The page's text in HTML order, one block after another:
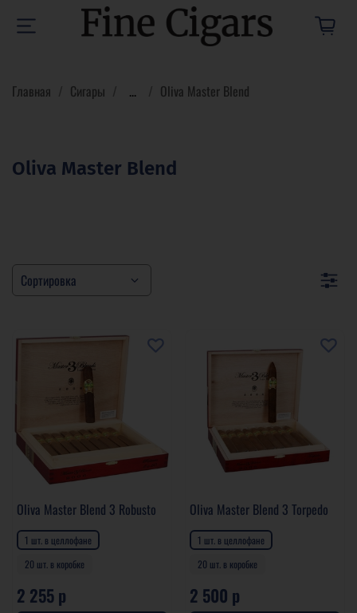
Главная Сигары ... Oliva Master Blend
Oliva Master Blend
Oliva Master Blend 3 Robusto
1 шт. в целлофане
20 шт. в коробке
2 255 р
Oliva Master Blend 3 Torpedo
1 шт. в целлофане
20 шт. в коробке
2 500 р